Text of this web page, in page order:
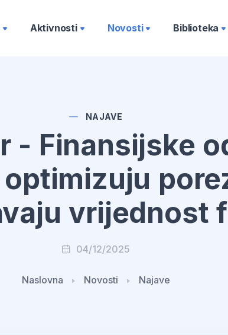
Aktivnosti Novosti Biblioteka
NAJAVE
- Finansijske
vrijednost
04/12/2025
Naslovna Novosti Najave